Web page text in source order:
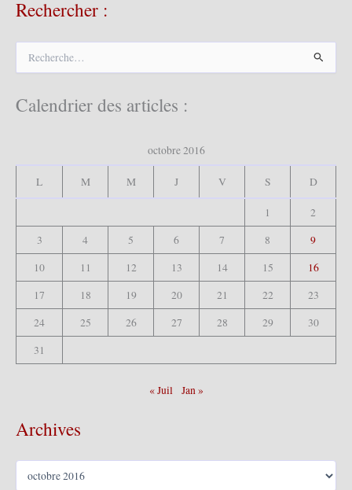
Rechercher :
e
Calendrier des articles :
octobre 2016
L M M J V S D
1
2
3
4 5 6 7 8
9
10
11 12 13 14 15
16
17
18 19 20 21 22
23
24
25 26 27 28 29
30
31
« Juil Jan »
Archives
A